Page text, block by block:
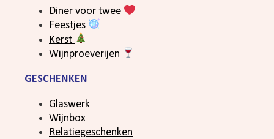
Diner voor twee
Feestjes
Kerst
Wijnproeverijen
GESCHENKEN
Glaswerk
Wijnbox
Relatiegeschenken